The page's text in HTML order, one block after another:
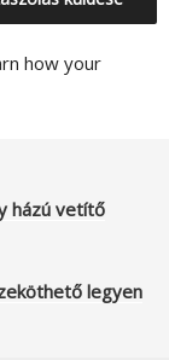
how your
házú vetítő
legyen